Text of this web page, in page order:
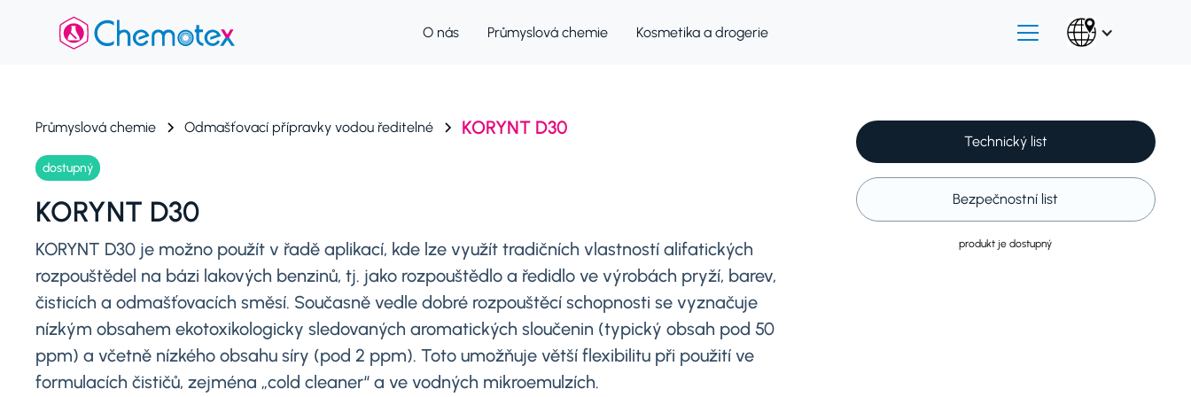
O nás Průmyslová chemie Kosmetika a drogerie
Průmyslová chemie Odmašťovací přípravky vodou ředitelné KORYNT D30
dostupný
KORYNT D30
KORYNT D30 je možno použít v řadě aplikací, kde lze využít tradičních vlastností alifatických
rozpouštědel na bázi lakových benzinů, tj. jako rozpouštědlo a ředidlo ve výrobách pryží, barev,
čisticích a odmašťovacích směsí. Současně vedle dobré rozpouštěcí schopnosti se vyznačuje
nízkým obsahem ekotoxikologicky sledovaných aromatických sloučenin (typický obsah pod 50
ppm) a včetně nízkého obsahu síry (pod 2 ppm). Toto umožňuje větší flexibilitu při použití ve
formulacích čističů, zejména „cold cleaner“ a ve vodných mikroemulzích.
Technický list
Bezpečnostní list
produkt je dostupný